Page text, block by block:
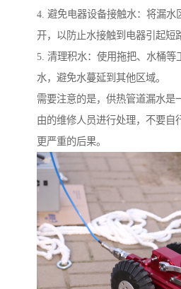
4. 避免电器设备接触水：将漏水
开，以防止水接触到电器引起短
5. 清理积水：使用拖把、水桶等
水，避免水蔓延到其他区域。
需要注意的是，供热管道漏水是
由的维修人员进行处理，不要自
更严重的后果。